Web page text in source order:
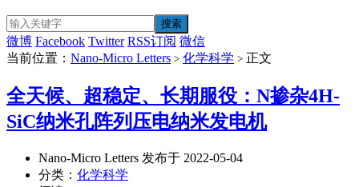
微博 Facebook Twitter RSS订阅 微信
当前位置： Nano-Micro Letters > 化学科学 > 正文
全天候、超稳定、长期服役：N掺杂4H-
SiC纳米孔阵列压电纳米发电机
Nano-Micro Letters 发布于 2022-05-04
分类： 化学科学